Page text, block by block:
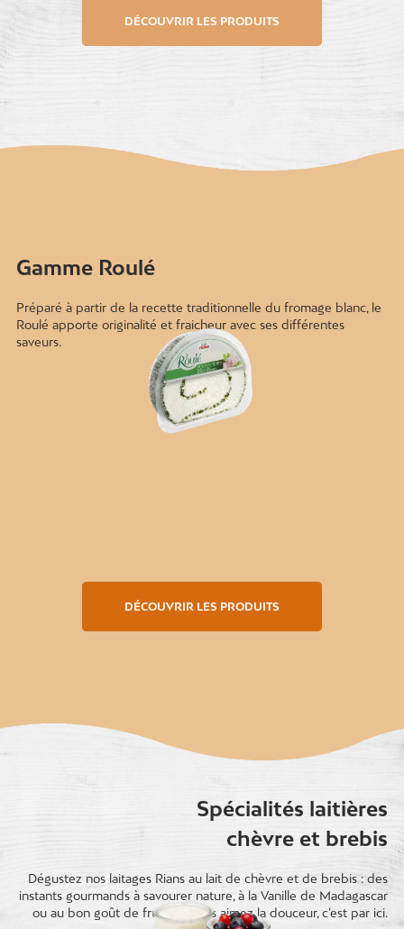
DÉCOUVRIR LES PRODUITS
Gamme Roulé
Préparé à partir de la recette traditionnelle du fromage blanc, le
Roulé apporte originalité et fraicheur avec ses différentes
saveurs.
DÉCOUVRIR LES PRODUITS
Spécialités laitières
chèvre et brebis
Dégustez nos laitages Rians au lait de chèvre et de brebis : des
instants gourmands à savourer nature, à la Vanille de Madagascar
ou au bon goût de fruits. Si vous aimez la douceur, c’est par ici.